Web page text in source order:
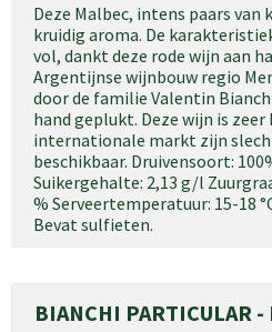
Deze Malbec, intens paars van
kruidig aroma. De
vol, dankt deze rode wijn aan
Argentijnse wijnbouw regio
door de familie Valentin
hand geplukt. Deze wijn is zeer
internationale markt zijn
beschikbaar. Druivensoort:
Suikergehalte: 2,13 g/l
% Serveertemperatuur: 15-18
Bevat sulfieten.
BIANCHI PARTICULAR -